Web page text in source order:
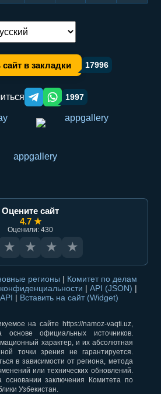
языка:
в закладки 17996
Telegram orqali ulashish
WhatsApp orqali ulashish
1997
Оцените сайт
4.7 ★
Оценили: 430
★ ★ ★ ★
регионы | Комитет по делам
| API (JSON) |
| Вставить на сайт (Widget)
на сайте https://namoz-vaqti.uz,
основе официальных источников.
характер, и их абсолютная
точки зрения не гарантируется.
в зависимости от региона, метода
или технических обновлений.
основании заключения Комитета по
Узбекистан.